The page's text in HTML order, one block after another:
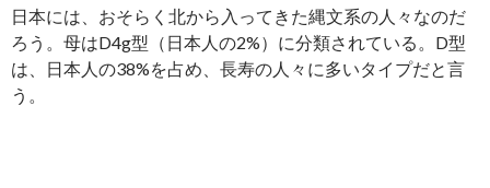
日本には、おそらく北から入ってきた縄文系の人々なのだ
ろう。母はD4g型（日本人の2%）に分類されている。D型
は、日本人の38%を占め、長寿の人々に多いタイプだと言
う。